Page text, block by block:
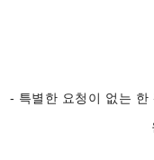
- 특별한 요청이 없는